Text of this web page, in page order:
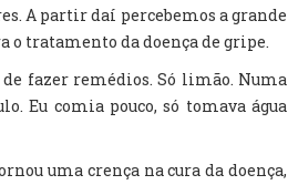
A partir daí percebemos a grande
o tratamento da doença de gripe.
fazer remédios. Só limão. Numa
Eu comia pouco, só tomava água
uma crença na cura da doença,